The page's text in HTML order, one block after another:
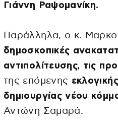
Γιάννη Ραψομανίκη.
Παράλληλα, ο κ.
δημοσκοπικές
αντιπολίτευσης, τις
της επόμενης
δημιουργίας νέου
Αντώνη Σαμαρά.